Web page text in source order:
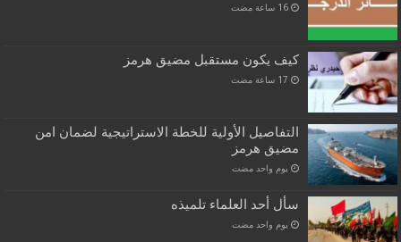
‏16 ساعة مضت
كيف يكون مستقبل مضيق هرمز
التفاصيل الأولية للخطة الاستراتيجية لضمان امن
مضيق هرمز
‏يوم واحد مضت
سأل أحد العلماء تلميذه
‏يوم واحد مضت